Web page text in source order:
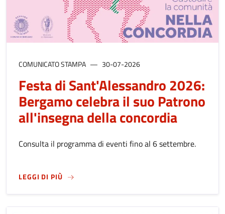
COMUNICATO STAMPA 30-07-2026
Festa di Sant'Alessandro 2026:
Bergamo celebra il suo Patrono
all'insegna della concordia
Consulta il programma di eventi fino al 6 settembre.
LEGGI DI PIÙSUFESTA DI SANT'ALESSANDRO 2026: